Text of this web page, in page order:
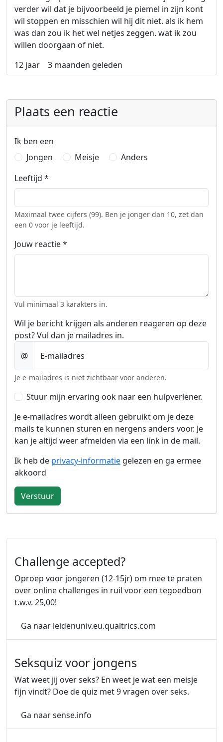
verder wil dat je bijvoorbeeld je piemel in zijn kont
wil stoppen en misschien wil hij dit niet. als ik hem
was dan zou ik het wel netjes zeggen. wat ik zou
willen doorgaan of niet.
12 jaar
3 maanden geleden
Plaats een reactie
Ik ben een
Jongen
Meisje
Anders
Leeftijd *
Maximaal twee cijfers (99). Ben je jonger dan 10, zet dan
een 0 voor je leeftijd.
Jouw reactie*
Vul minimaal 3 karakters in.
Wil je bericht krijgen als anderen reageren op deze
post? Vul dan je mailadres in.
@
E-mailadres
Je e-mailadres is niet zichtbaar voor anderen.
Stuur mijn ervaring ook naar een hulpverlener.
Je e-mailadres wordt alleen gebruikt om je deze
mails te kunnen sturen en nergens anders voor. Je
kan je altijd weer afmelden via een link in de mail.
Ik heb de privacy-informatie gelezen en ga ermee
akkoord
Verstuur
Challenge accepted?
Oproep voor jongeren (12-15jr) om mee te praten
over online challenges in ruil voor een tegoedbon
t.w.v. 25,00!
Ga naar leidenuniv.eu.qualtrics.com
Seksquiz voor jongens
Wat weet jij over seks? En weet je wat een meisje
fijn vindt? Doe de quiz met 9 vragen over seks.
Ga naar sense.info